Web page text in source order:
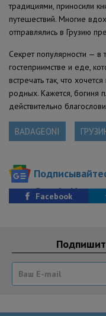
традициями, приносили
путешествий. Многие
отправлялись в Грузию
Секрет популярности —
гостеприимстве и еде,
встречать так, что
родных. Кажется, богиня
действительно
BADAGEONI
Google News
Facebook